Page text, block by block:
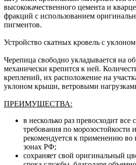
высококачественного цемента и
фракций с использованием
пигментов.
Устройство скатных кровель с уклоном
Черепица свободно укладывается на
механически крепится к ней.
креплений, их расположение на
уклоном крыши, ветровыми
ПРЕИМУЩЕСТВА:
в несколько раз превосходит
требования по морозостойкости
рекомендуется к применению во
зонах РФ;
сохраняет свой оригинальный